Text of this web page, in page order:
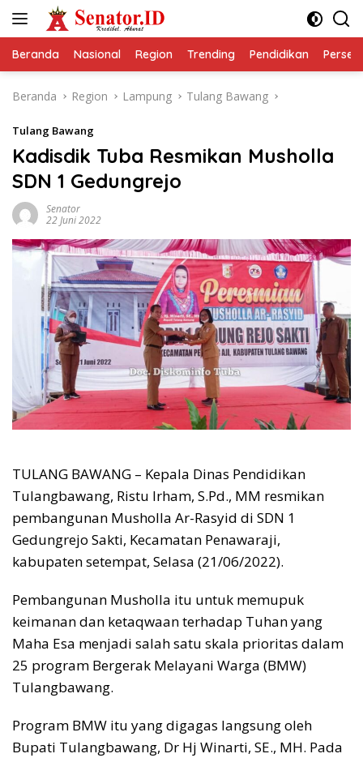
Beranda Nasional Region Trending Pendidikan
Beranda Region Lampung Tulang Bawang
Tulang Bawang
Kadisdik Tuba Resmikan Musholla
SDN 1 Gedungrejo
Senator
22 Juni 2022
TULANG BAWANG – Kepala Dinas Pendidikan
Tulangbawang, Ristu Irham, S.Pd., MM resmikan
pembangunan Musholla Ar-Rasyid di SDN 1
Gedungrejo Sakti, Kecamatan Penawaraji,
kabupaten setempat, Selasa (21/06/2022).
Pembangunan Musholla itu untuk memupuk
keimanan dan ketaqwaan terhadap Tuhan yang
Maha Esa menjadi salah satu skala prioritas dalam
25 program Bergerak Melayani Warga (BMW)
Tulangbawang.
Program BMW itu yang digagas langsung oleh
Bupati Tulangbawang, Dr Hj Winarti, SE., MH. Pada